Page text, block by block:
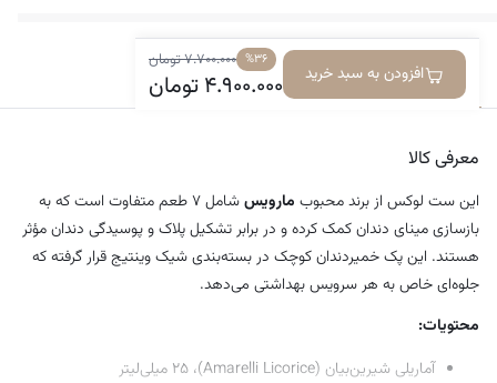
%۳۶ ۷.۷۰۰.۰۰۰تومان
۴.۹۰۰.۰۰۰تومان افزودن به سبد خریدمعرفی کالا دیدگاه‌ها
معرفی کالا
این ست لوکس از برند محبوب مارویس
شامل ۷ طعم متفاوت است که به
بازسازی مینای دندان کمک کرده و در برابر تشکیل پلاک و پوسیدگی دندان مؤثر
هستند. این پک خمیردندان کوچک در بسته‌بندی شیک وینتیج قرار گرفته که
جلوه‌ای خاص به هر سرویس بهداشتی می‌دهد.
محتویات:
آماریلی شیرین‌بیان (Amarelli Licorice)، ۲۵ میلی‌لیتر